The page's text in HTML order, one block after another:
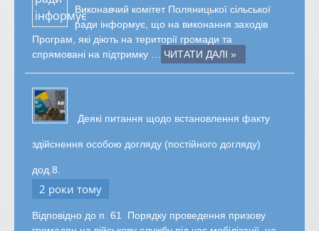
Виконавчий комітет Поляницької сільської
ради інформує, що на виконання заходів
Програм, які діють на території громади та
спрямовані на підтримку … ЧИТАТИ ДАЛІ »
Деякі питання щодо встановлення факту
здійснення особою догляду (постійного догляду)
дод.8.
2 роки тому
Відповідно до п. 61 Порядку проведення призову